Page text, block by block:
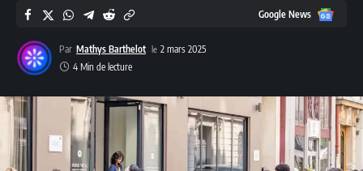
Par Mathys Barthelot
2 mars 2025
4 Min de lecture
Google News Google